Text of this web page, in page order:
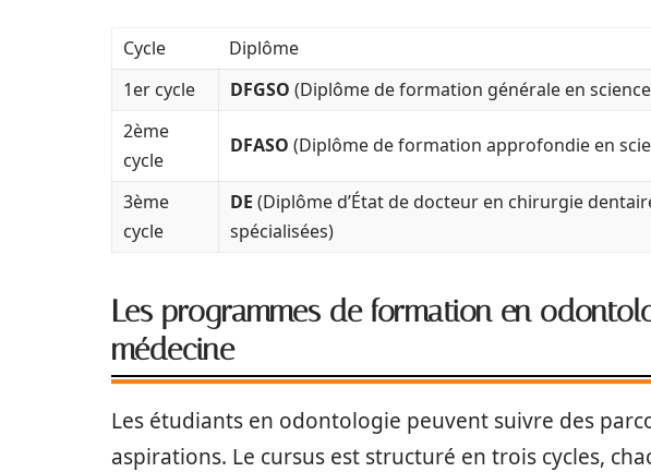
Cycle
Diplôme
1er cycle
DFGSO (Diplôme de formation générale en
2ème
cycle
DFASO (Diplôme de formation approfondie en
3ème
cycle
DE (Diplôme d’État de docteur en chirurgie
spécialisées)
Les programmes de formation en
médecine
Les étudiants en odontologie peuvent suivre des
aspirations. Le cursus est structuré en trois cycles,